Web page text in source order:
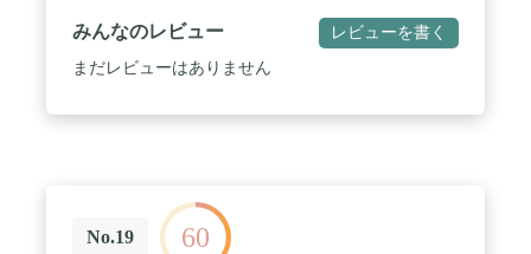
みんなのレビュー レビューを書く
まだレビューはありません
No.19 60